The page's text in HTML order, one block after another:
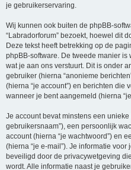
je gebruikerservaring.
Wij kunnen ook buiten de phpBB-
“Labradorforum” bezoekt, hoewel dit
Deze tekst heeft betrekking op de
phpBB-software. De tweede manier
wat je aan ons verstuurt. Dit is onder
gebruiker (hierna “anonieme
(hierna “je account”) en berichten die
wanneer je bent aangemeld (hierna “je
Je account bevat minstens een
gebruikersnaam”), een persoonlijk
account (hierna “je wachtwoord”) en
(hierna “je e-mail”). Je informatie voor
beveiligd door de privacywetgeving
wordt. Alle informatie naast je